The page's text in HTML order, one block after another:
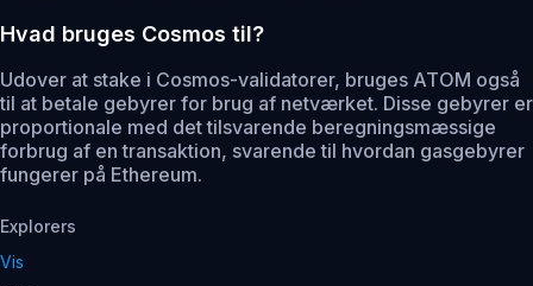
Hvad bruges Cosmos til?
Udover at stake i Cosmos-validatorer, bruges ATOM også
til at betale gebyrer for brug af netværket. Disse gebyrer er
proportionale med det tilsvarende beregningsmæssige
forbrug af en transaktion, svarende til hvordan gasgebyrer
fungerer på Ethereum.
Explorers
Vis